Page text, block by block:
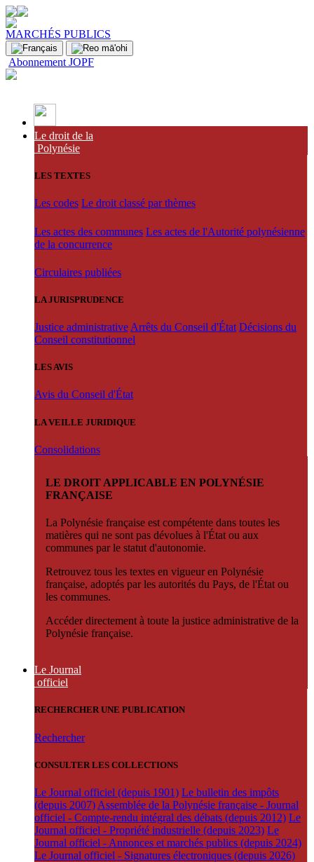
MARCHÉS PUBLICS
Abonnement JOPF
Le droit de la
Polynésie
LES TEXTES
Les codes Le droit classé par thèmes
Les actes des communes Les actes de l'Autorité polynésienne
de la concurrence
Circulaires publiées
LA JURISPRUDENCE
Justice administrative Arrêts du Conseil d'État Décisions du
Conseil constitutionnel
LES AVIS
Avis du Conseil d'État
LA VEILLE JURIDIQUE
Consolidations
LE DROIT APPLICABLE EN POLYNÉSIE
FRANÇAISE
La Polynésie française est compétente dans toutes les
matières qui ne sont pas dévolues à l'État ou aux
communes par le statut d'autonomie.
Retrouvez tous les textes en vigueur en Polynésie
française, adoptés par les autorités du Pays, de l'État ou
les communes.
Accéder directement à toute la justice administrative de la
Polynésie française.
Le Journal
officiel
RECHERCHER UNE PUBLICATION
Rechercher
CONSULTER LES COLLECTIONS
Le Journal officiel (depuis 1901) Le bulletin des impôts
(depuis 2007) Assemblée de la Polynésie française - Journal
officiel - Compte-rendu intégral des débats (depuis 2012) Le
Journal officiel - Propriété industrielle (depuis 2023) Le
Journal officiel - Annonces et marchés publics (depuis 2024)
Le Journal officiel - Signatures électroniques (depuis 2026)